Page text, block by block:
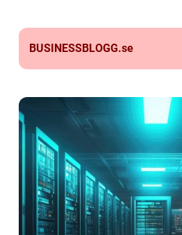
BUSINESSBLOGG.se